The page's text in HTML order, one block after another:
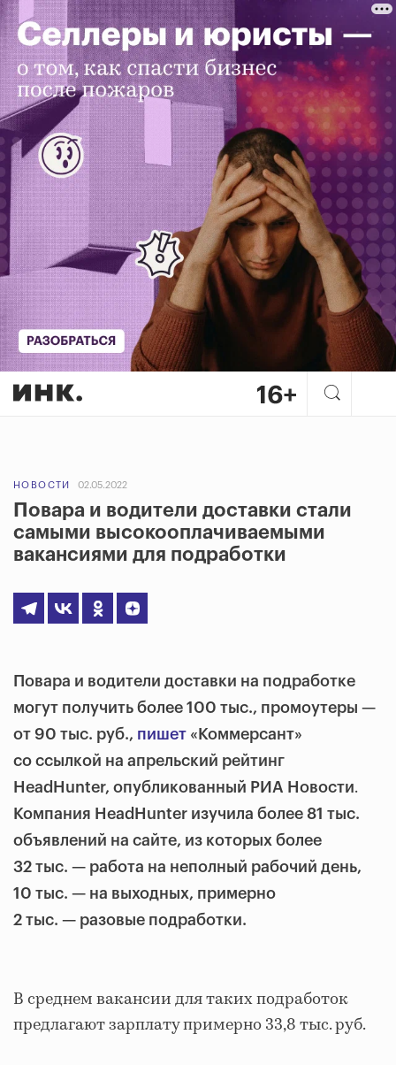
НОВОСТИ 02.05.2022
Повара и водители доставки стали
самыми высокооплачиваемыми
вакансиями для подработки
Повара и водители доставки на подработке
могут получить более 100 тыс., промоутеры —
от 90 тыс. руб., пишет «Коммерсант»
со ссылкой на апрельский рейтинг
HeadHunter, опубликованный РИА Новости.
Компания HeadHunter изучила более 81 тыс.
объявлений на сайте, из которых более
32 тыс. — работа на неполный рабочий день,
10 тыс. — на выходных, примерно
2 тыс. — разовые подработки.
В среднем вакансии для таких подработок
предлагают зарплату примерно 33,8 тыс. руб.